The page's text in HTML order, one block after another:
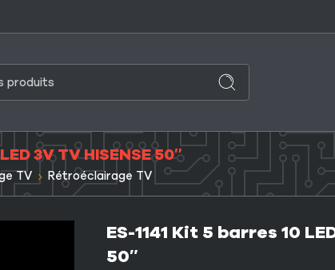
3V TV HISENSE 50″
TV Rétroéclairage TV
ES-1141 Kit 5 barres 10
50″